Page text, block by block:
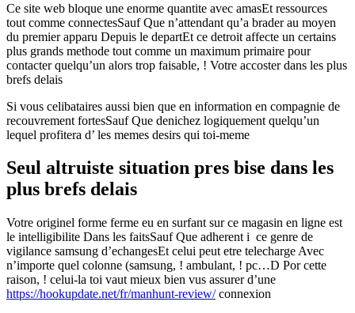
Ce site web bloque une enorme quantite avec amasEt ressources
tout comme connectesSauf Que n’attendant qu’a brader au moyen
du premier apparu Depuis le departEt ce detroit affecte un certains
plus grands methode tout comme un maximum primaire pour
contacter quelqu’un alors trop faisable, ! Votre accoster dans les plus
brefs delais
Si vous celibataires aussi bien que en information en compagnie de
recouvrement fortesSauf Que denichez logiquement quelqu’un
lequel profitera d’ les memes desirs qui toi-meme
Seul altruiste situation pres bise dans les
plus brefs delais
Votre originel forme ferme eu en surfant sur ce magasin en ligne est
le intelligibilite Dans les faitsSauf Que adherent i ce genre de
vigilance samsung d’echangesEt celui peut etre telecharge Avec
n’importe quel colonne (samsung, ! ambulant, ! pc…D Por cette
raison, ! celui-la toi vaut mieux bien vus assurer d’une
https://hookupdate.net/fr/manhunt-review/connexion